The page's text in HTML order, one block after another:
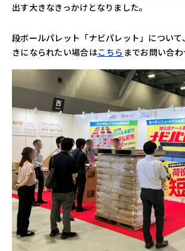
出す大きなきっかけとなりました。
段ボールパレット「ナビパレット」につい
きになられたい場合はこちら までお問い合わ